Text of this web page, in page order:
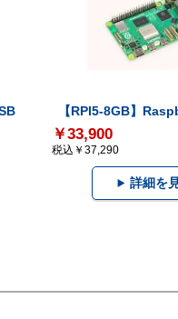
【RPI5-8GB】
￥33,900
税込￥37,290
詳細を